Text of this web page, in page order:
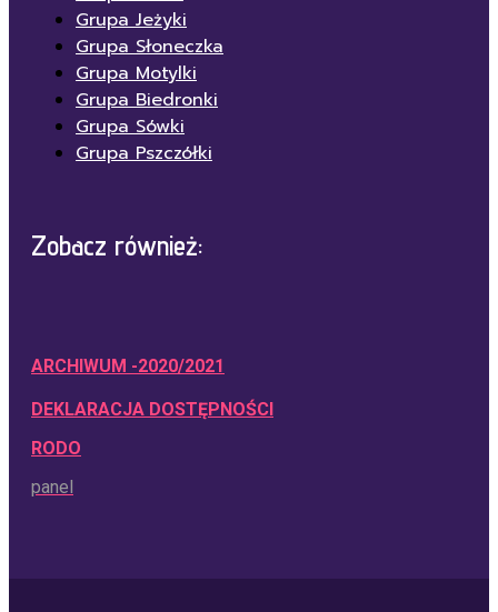
Grupa Jeżyki
Grupa Słoneczka
Grupa Motylki
Grupa Biedronki
Grupa Sówki
Grupa Pszczółki
Zobacz również:
ARCHIWUM -2020/2021
DEKLARACJA DOSTĘPNOŚCI
RODO
panel